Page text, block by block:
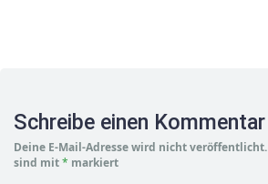
Schreibe einen Kommentar
Deine E-Mail-Adresse wird nicht veröffentlicht.
sind mit* markiert